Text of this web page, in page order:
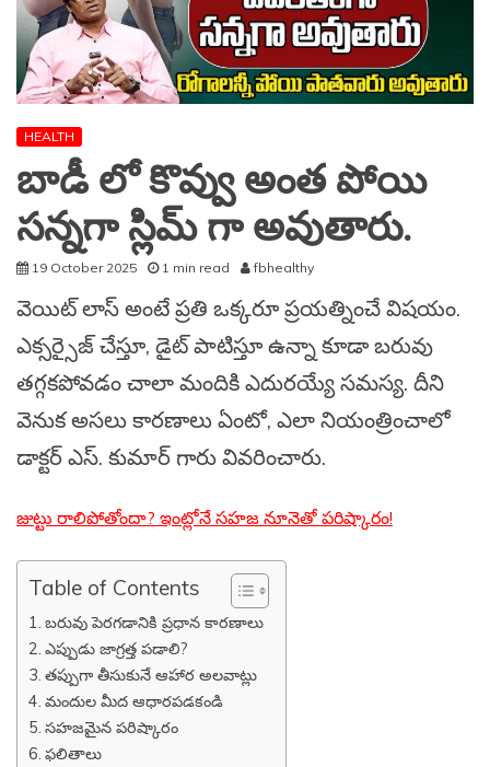
HEALTH
బాడీ లో కొవ్వు అంత పోయి
సన్నగా స్లిమ్ గా అవుతారు.
19 October 2025 1 min read fbhealthy
వెయిట్ లాస్ అంటే ప్రతి ఒక్కరూ ప్రయత్నించే విషయం.
ఎక్సర్సైజ్ చేస్తూ, డైట్ పాటిస్తూ ఉన్నా కూడా బరువు
తగ్గకపోవడం చాలా మందికి ఎదురయ్యే సమస్య. దీని
వెనుక అసలు కారణాలు ఏంటో, ఎలా నియంత్రించాలో
డాక్టర్ ఎస్. కుమార్ గారు వివరించారు.
జుట్టు రాలిపోతోందా? ఇంట్లోనే సహజ నూనెతో పరిష్కారం!
Table of Contents
బరువు పెరగడానికి ప్రధాన కారణాలు
ఎప్పుడు జాగ్రత్త పడాలి?
తప్పుగా తీసుకునే ఆహార అలవాట్లు
మందుల మీద ఆధారపడకండి
సహజమైన పరిష్కారం
ఫలితాలు